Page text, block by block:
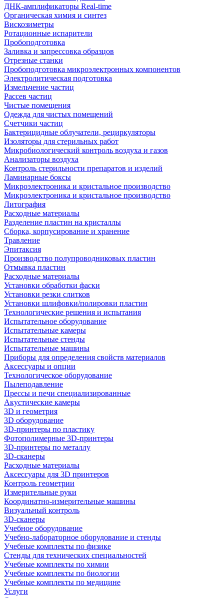
ДНК-амплификаторы Real-time
Органическая химия и синтез
Вискозиметры
Ротационные испарители
Пробоподготовка
Заливка и запрессовка образцов
Отрезные станки
Пробоподготовка микроэлектронных компонентов
Электролитическая подготовка
Измельчение частиц
Рассев частиц
Чистые помещения
Одежда для чистых помещений
Счетчики частиц
Бактерицидные облучатели, рециркуляторы
Изоляторы для стерильных работ
Микробиологический контроль воздуха и газов
Анализаторы воздуха
Контроль стерильности препаратов и изделий
Ламинарные боксы
Микроэлектроника и кристальное производство
Микроэлектроника и кристальное производство
Литография
Расходные материалы
Разделение пластин на кристаллы
Сборка, корпусирование и хранение
Травление
Эпитаксия
Производство полупроводниковых пластин
Отмывка пластин
Расходные материалы
Установки обработки фаски
Установки резки слитков
Установки шлифовки/полировки пластин
Технологические решения и испытания
Испытательное оборудование
Испытательные камеры
Испытательные стенды
Испытательные машины
Приборы для определения свойств материалов
Аксессуары и опции
Технологическое оборудование
Пылеподавление
Прессы и печи специализированные
Акустические камеры
3D и геометрия
3D оборудование
3D-принтеры по пластику
Фотополимерные 3D-принтеры
3D-принтеры по металлу
3D-сканеры
Расходные материалы
Аксессуары для 3D принтеров
Контроль геометрии
Измерительные руки
Координатно-измерительные машины
Визуальный контроль
3D-сканеры
Учебное оборудование
Учебно-лабораторное оборудование и стенды
Учебные комплекты по физике
Стенды для технических специальностей
Учебные комплекты по химии
Учебные комплекты по биологии
Учебные комплекты по медицине
Услуги